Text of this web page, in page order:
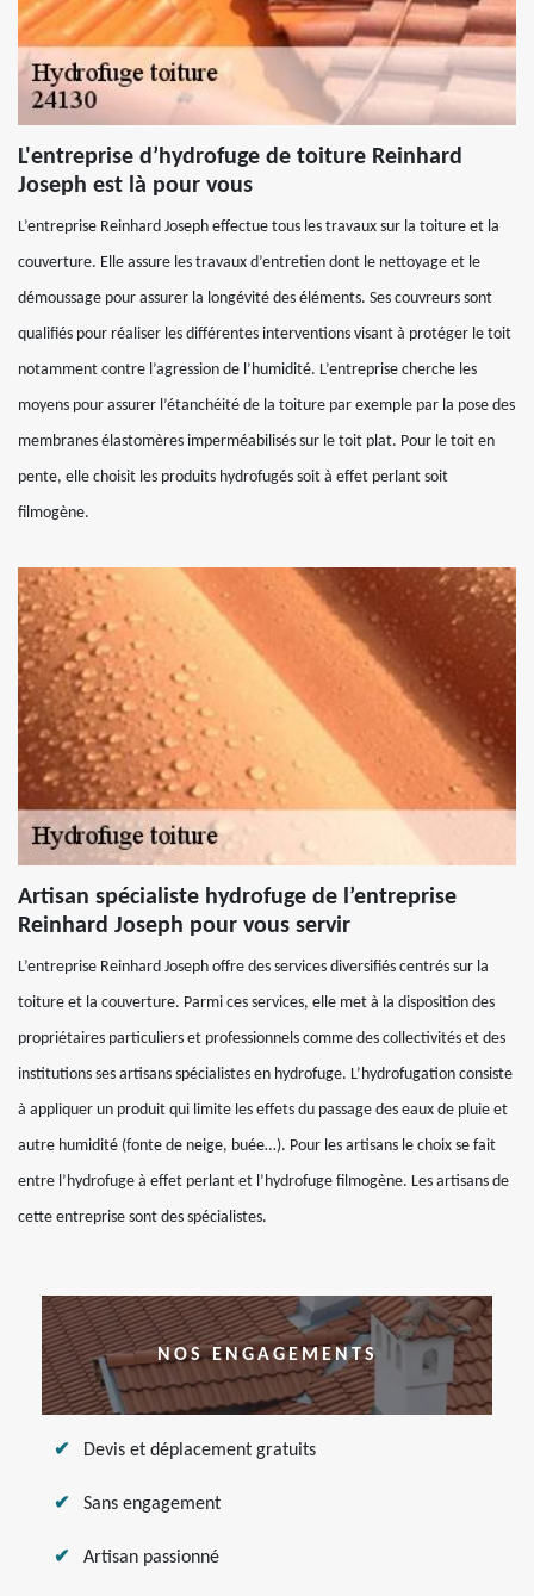
L'entreprise d’hydrofuge de toiture Reinhard
Joseph est là pour vous
L’entreprise Reinhard Joseph effectue tous les travaux sur la toiture et la
couverture. Elle assure les travaux d’entretien dont le nettoyage et le
démoussage pour assurer la longévité des éléments. Ses couvreurs sont
qualifiés pour réaliser les différentes interventions visant à protéger le toit
notamment contre l’agression de l’humidité. L’entreprise cherche les
moyens pour assurer l’étanchéité de la toiture par exemple par la pose des
membranes élastomères imperméabilisés sur le toit plat. Pour le toit en
pente, elle choisit les produits hydrofugés soit à effet perlant soit
filmogène.
Artisan spécialiste hydrofuge de l’entreprise
Reinhard Joseph pour vous servir
L’entreprise Reinhard Joseph offre des services diversifiés centrés sur la
toiture et la couverture. Parmi ces services, elle met à la disposition des
propriétaires particuliers et professionnels comme des collectivités et des
institutions ses artisans spécialistes en hydrofuge. L’hydrofugation consiste
à appliquer un produit qui limite les effets du passage des eaux de pluie et
autre humidité (fonte de neige, buée…). Pour les artisans le choix se fait
entre l’hydrofuge à effet perlant et l’hydrofuge filmogène. Les artisans de
cette entreprise sont des spécialistes.
NOS ENGAGEMENTS
Devis et déplacement gratuits
Sans engagement
Artisan passionné